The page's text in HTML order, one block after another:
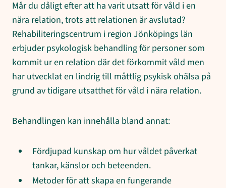
Mår du dåligt efter att ha varit utsatt för våld i en
nära relation, trots att relationen är avslutad?
Rehabiliteringscentrum i region Jönköpings län
erbjuder psykologisk behandling för personer som
kommit ur en relation där det förkommit våld men
har utvecklat en lindrig till måttlig psykisk ohälsa på
grund av tidigare utsatthet för våld i nära relation.
Behandlingen kan innehålla bland annat:
Fördjupad kunskap om hur våldet påverkat
tankar, känslor och beteenden.
Metoder för att skapa en fungerande